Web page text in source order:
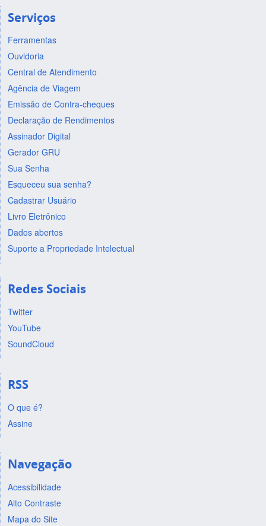
Serviços
Ferramentas
Ouvidoria
Central de Atendimento
Agência de Viagem
Emissão de Contra-cheques
Declaração de Rendimentos
Assinador Digital
Gerador GRU
Sua Senha
Esqueceu sua senha?
Cadastrar Usuário
Livro Eletrônico
Dados abertos
Suporte a Propriedade Intelectual
Redes Sociais
Twitter
YouTube
SoundCloud
RSS
O que é?
Assine
Navegação
Acessibilidade
Alto Contraste
Mapa do Site